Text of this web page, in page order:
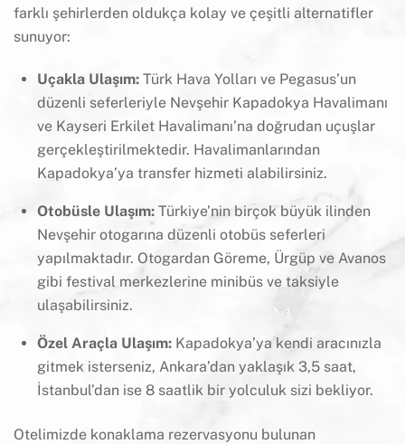
farklı şehirlerden oldukça kolay ve çeşitli alternatifler
sunuyor:
Uçakla Ulaşım:Türk Hava Yolları ve Pegasus’un
düzenli seferleriyle Nevşehir Kapadokya Havalimanı
ve Kayseri Erkilet Havalimanı’na doğrudan uçuşlar
gerçekleştirilmektedir. Havalimanlarından
Kapadokya’ya transfer hizmeti alabilirsiniz.
Otobüsle Ulaşım:Türkiye’nin birçok büyük ilinden
Nevşehir otogarına düzenli otobüs seferleri
yapılmaktadır. Otogardan Göreme, Ürgüp ve Avanos
gibi festival merkezlerine minibüs ve taksiyle
ulaşabilirsiniz.
Özel Araçla Ulaşım:Kapadokya’ya kendi aracınızla
gitmek isterseniz, Ankara’dan yaklaşık 3,5 saat,
İstanbul’dan ise 8 saatlik bir yolculuk sizi bekliyor.
Otelimizde konaklama rezervasyonu bulunan